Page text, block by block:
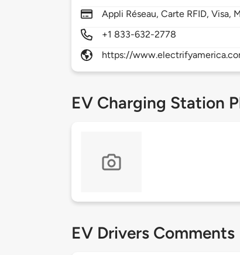
Appli Réseau, Carte RFID, Visa,
+1 833-632-2778
https://
EV Charging Station
EV Drivers Comments